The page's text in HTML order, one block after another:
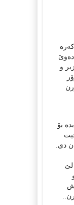
دەوێ
و
بۆ
دی.